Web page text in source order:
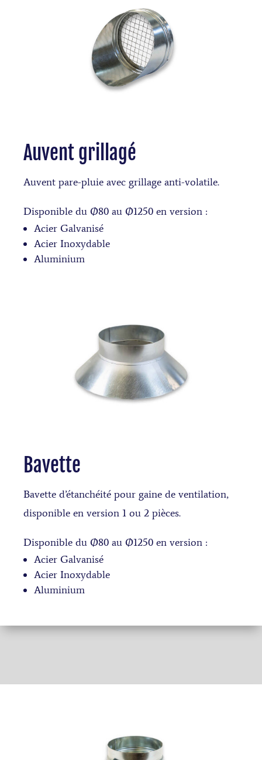
Auvent grillagé
Auvent pare-pluie avec grillage anti-volatile.
Disponible du Ø80 au Ø1250 en version :
Acier Galvanisé
Acier Inoxydable
Aluminium
Bavette
Bavette d’étanchéité pour gaine de ventilation,
disponible en version 1 ou 2 pièces.
Disponible du Ø80 au Ø1250 en version :
Acier Galvanisé
Acier Inoxydable
Aluminium